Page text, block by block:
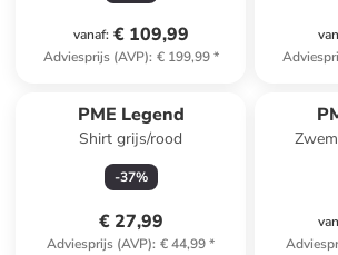
vanaf: € 109,99
Adviesprijs (AVP): € 199,99*
PME Legend
Shirt grijs/rood
-37%
€ 27,99
Adviesprijs (AVP): € 44,99*